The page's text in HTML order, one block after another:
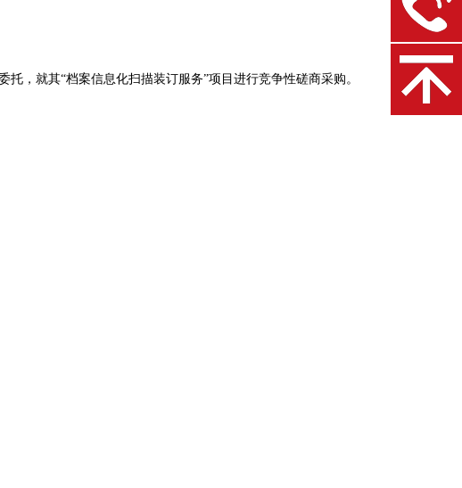
托，就其“档案信息化扫描装订服务”项目进行竞争性磋商采购。